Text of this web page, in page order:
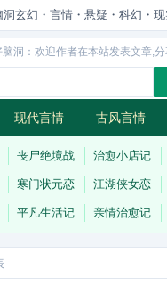
玄幻・言情・悬疑・科幻・
脑洞：欢迎作者在本站发表文章,
现代言情 古风言情
连载
丧尸绝境战 治愈小店记
寒门状元恋 江湖侠女恋
平凡生活记 亲情治愈记